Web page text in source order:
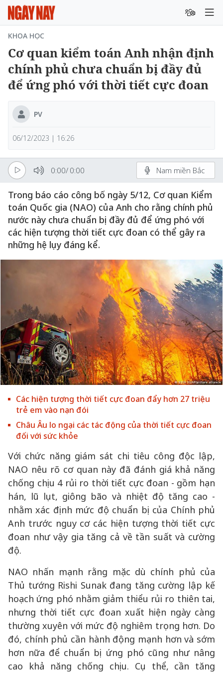
KHOA HỌC
Cơ quan kiểm toán Anh nhận định
chính phủ chưa chuẩn bị đầy đủ
để ứng phó với thời tiết cực đoan
PV
06/12/2023 | 16:26
0:00/ 0:00 Nam miền Bắc
Trong báo cáo công bố ngày 5/12, Cơ quan Kiểm
toán Quốc gia (NAO) của Anh cho rằng chính phủ
nước này chưa chuẩn bị đầy đủ để ứng phó với
các hiện tượng thời tiết cực đoan có thể gây ra
những hệ lụy đáng kể.
Các hiện tượng thời tiết cực đoan đẩy hơn 27 triệu
trẻ em vào nạn đói
Châu Âu lo ngại các tác động của thời tiết cực đoan
đối với sức khỏe
Với chức năng giám sát chi tiêu công độc lập,
NAO nêu rõ cơ quan này đã đánh giá khả năng
chống chịu 4 rủi ro thời tiết cực đoan - gồm hạn
hán, lũ lụt, giông bão và nhiệt độ tăng cao -
nhằm xác định mức độ chuẩn bị của Chính phủ
Anh trước nguy cơ các hiện tượng thời tiết cực
đoan như vậy gia tăng cả về tần suất và cường
độ.
NAO nhấn mạnh rằng mặc dù chính phủ của
Thủ tướng Rishi Sunak đang tăng cường lập kế
hoạch ứng phó nhằm giảm thiểu rủi ro thiên tai,
nhưng thời tiết cực đoan xuất hiện ngày càng
thường xuyên với mức độ nghiêm trọng hơn. Do
đó, chính phủ cần hành động mạnh hơn và sớm
hơn nữa để chuẩn bị ứng phó cũng như nâng
cao khả năng chống chịu. Cụ thể, cần tăng